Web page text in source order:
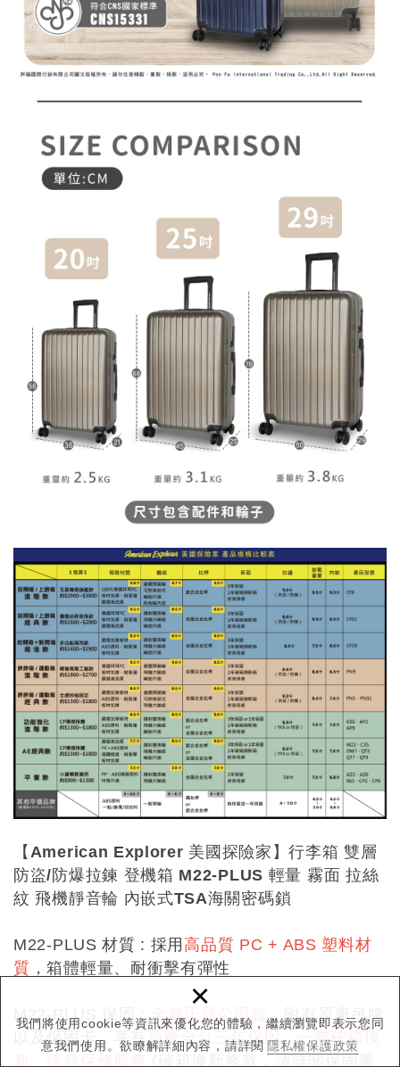
我們將使用cookie等資訊來優化您的體驗，繼續瀏覽即表示您同
意我們使用。欲瞭解詳細內容，請詳閱 隱私權保護政策
×
【American Explorer 美國探險家】行李箱 雙層
防盜/防爆拉鍊 登機箱 M22-PLUS 輕量 霧面 拉絲
紋 飛機靜音輪 內嵌式TSA海關密碼鎖
M22-PLUS 材質 : 採用 高品質 PC + ABS 塑料材
質 ，箱體輕量、耐衝擊有彈性
M22-PLUS 保固 :全新正品公司貨 ，附有原廠吊牌
以及保固卡，享有 原廠全台三年保固、一年破箱換
(破箱換新條款，請詳閱保固書